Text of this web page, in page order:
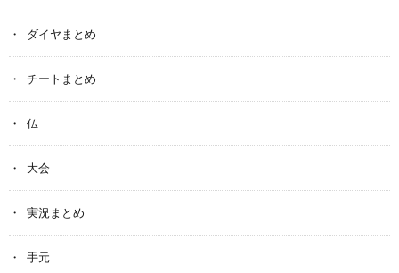
ダイヤまとめ
チートまとめ
仏
大会
実況まとめ
手元